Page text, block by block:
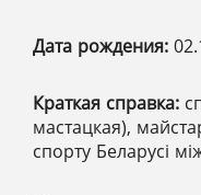
Дата рождения:
Краткая справка:
мастацкая),
спорту Беларусі